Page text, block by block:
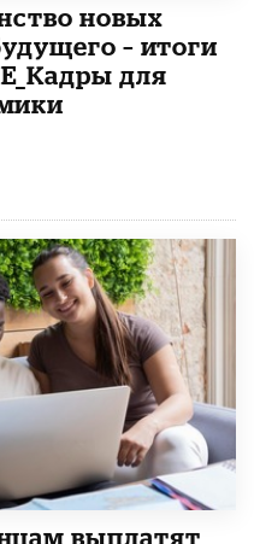
новых
– итоги
для
выплатят